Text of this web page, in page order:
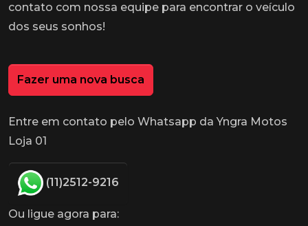
contato com nossa equipe para encontrar o veículo
dos seus sonhos!
Fazer uma nova busca
Entre em contato pelo Whatsapp da Yngra Motos
Loja 01
(11)2512-9216
Ou ligue agora para: